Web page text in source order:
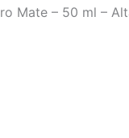
Mate – 50 ml –